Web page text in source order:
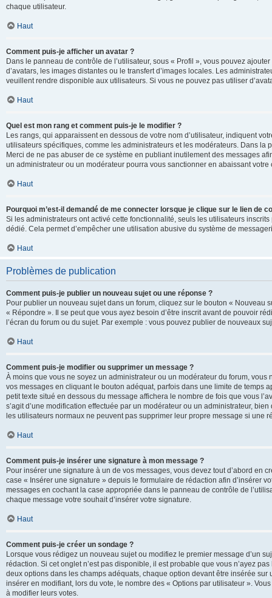
chaque utilisateur.
Haut
Comment puis-je afficher un avatar ?
Dans le panneau de contrôle de l’utilisateur, sous « Profil », vous pouvez
d’avatars, les images distantes ou le transfert d’images locales. Les
veuillent rendre disponible aux utilisateurs. Si vous ne pouvez pas utiliser
Haut
Quel est mon rang et comment puis-je le modifier ?
Les rangs, qui apparaissent en dessous de votre nom d’utilisateur, indiquent
utilisateurs spécifiques, comme les administrateurs et les modérateurs. Dans
Merci de ne pas abuser de ce système en publiant inutilement des messages
un administrateur ou un modérateur pourra vous sanctionner en abaissant votre
Haut
Pourquoi m’est-il demandé de me connecter lorsque je clique sur le lien de
Si les administrateurs ont activé cette fonctionnalité, seuls les utilisateurs
dédié. Cela permet d’empêcher une utilisation abusive du système de
Haut
Problèmes de publication
Comment puis-je publier un nouveau sujet ou une réponse ?
Pour publier un nouveau sujet dans un forum, cliquez sur le bouton «
« Répondre ». Il se peut que vous ayez besoin d’être inscrit avant de pouvoir
l’écran du forum ou du sujet. Par exemple : vous pouvez publier de nouveaux
Haut
Comment puis-je modifier ou supprimer un message ?
À moins que vous ne soyez un administrateur ou un modérateur du forum,
vos messages en cliquant le bouton adéquat, parfois dans une limite de temps
petit texte situé en dessous du message affichera le nombre de fois que vous
s’agit d’une modification effectuée par un modérateur ou un administrateur,
les utilisateurs normaux ne peuvent pas supprimer leur propre message si une
Haut
Comment puis-je insérer une signature à mon message ?
Pour insérer une signature à un de vos messages, vous devez tout d’abord en
case « Insérer une signature » depuis le formulaire de rédaction afin d’insérer
messages en cochant la case appropriée dans le panneau de contrôle de
chaque message votre souhait d’insérer votre signature.
Haut
Comment puis-je créer un sondage ?
Lorsque vous rédigez un nouveau sujet ou modifiez le premier message d’un
rédaction. Si cet onglet n’est pas disponible, il est probable que vous n’ayez
deux options dans les champs adéquats, chaque option devant être insérée
insérer en modifiant, lors du vote, le nombre des « Options par utilisateur ».
à modifier leurs votes.